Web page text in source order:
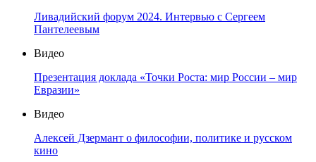
Ливадийский форум 2024. Интервью с Сергеем
Пантелеевым
Видео
Презентация доклада «Точки Роста: мир России – мир
Евразии»
Видео
Алексей Дзермант о философии, политике и русском
кино